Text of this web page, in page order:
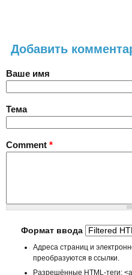
Добавить
Ваше имя
Тема
Comment *
Формат ввода
Адреса страниц и
преобразуются в ссылки.
Разрешённые HTML-теги: